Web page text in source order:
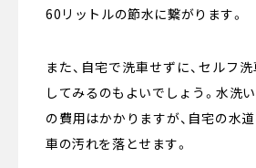
60リットルの節水に繋がります。
また、自宅で洗車せずに、セルフ
してみるのもよいでしょう。水洗
の費用はかかりますが、自宅の水
車の汚れを落とせます。